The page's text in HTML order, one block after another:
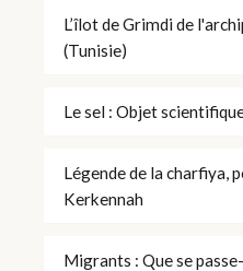
L’îlot de Grimdi de
(Tunisie)
Le sel : Objet
Légende de la charfiya,
Kerkennah
Migrants : Que se